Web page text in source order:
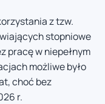
z tzw.
stopniowe
pracę w niepełnym
możliwe było
choć bez
r.